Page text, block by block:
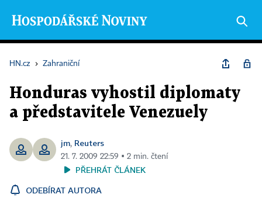
HN.cz › Zahraniční
Honduras vyhostil diplomaty
a představitele Venezuely
jm, Reuters
21. 7. 2009 22:59 ▪ 2 min. čtení
PŘEHRÁT ČLÁNEK
ODEBÍRAT AUTORA